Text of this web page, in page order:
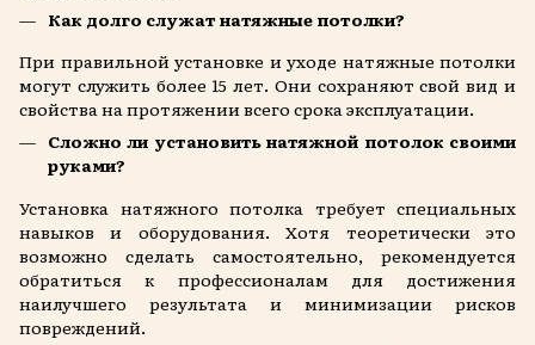
Как долго служат натяжные потолки?
При правильной установке и уходе натяжные потолки
могут служить более 15 лет. Они сохраняют свой вид и
свойства на протяжении всего срока эксплуатации.
Сложно ли установить натяжной потолок своими
руками?
Установка натяжного потолка требует специальных
навыков и оборудования. Хотя теоретически это
возможно сделать самостоятельно, рекомендуется
обратиться к профессионалам для достижения
наилучшего результата и минимизации рисков
повреждений.